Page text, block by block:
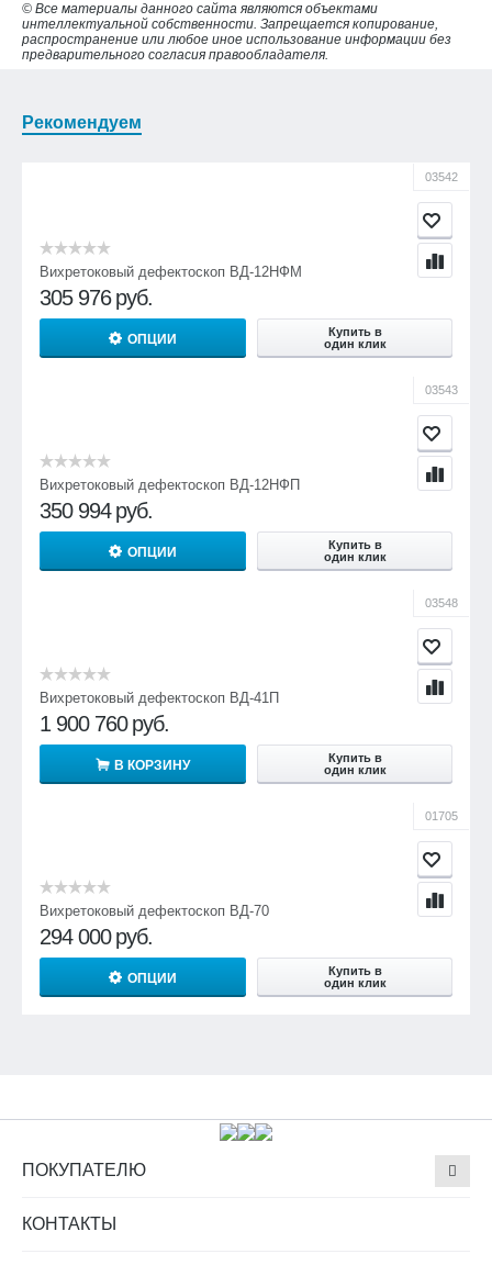
© Все материалы данного сайта являются объектами
интеллектуальной собственности. Запрещается копирование,
распространение или любое иное использование информации без
предварительного согласия правообладателя.
Рекомендуем
03542
Вихретоковый дефектоскоп ВД-12НФМ
305 976 руб.
ОПЦИИ
Купить в
один клик
03543
Вихретоковый дефектоскоп ВД-12НФП
350 994 руб.
ОПЦИИ
Купить в
один клик
03548
Вихретоковый дефектоскоп ВД-41П
1 900 760 руб.
В КОРЗИНУ
Купить в
один клик
01705
Вихретоковый дефектоскоп ВД-70
294 000 руб.
ОПЦИИ
Купить в
один клик
ПОКУПАТЕЛЮ
КОНТАКТЫ